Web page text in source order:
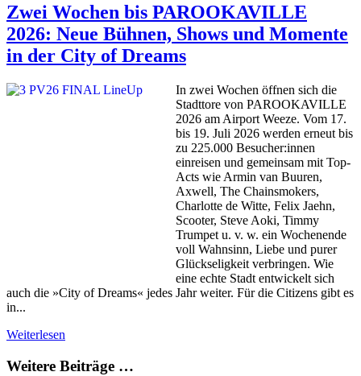
Zwei Wochen bis PAROOKAVILLE
2026: Neue Bühnen, Shows und Momente
in der City of Dreams
In zwei Wochen öffnen sich die
Stadttore von PAROOKAVILLE
2026 am Airport Weeze. Vom 17.
bis 19. Juli 2026 werden erneut bis
zu 225.000 Besucher:innen
einreisen und gemeinsam mit Top-
Acts wie Armin van Buuren,
Axwell, The Chainsmokers,
Charlotte de Witte, Felix Jaehn,
Scooter, Steve Aoki, Timmy
Trumpet u. v. w. ein Wochenende
voll Wahnsinn, Liebe und purer
Glückseligkeit verbringen. Wie
eine echte Stadt entwickelt sich
auch die »City of Dreams« jedes Jahr weiter. Für die Citizens gibt es
in...
Weiterlesen
Weitere Beiträge …